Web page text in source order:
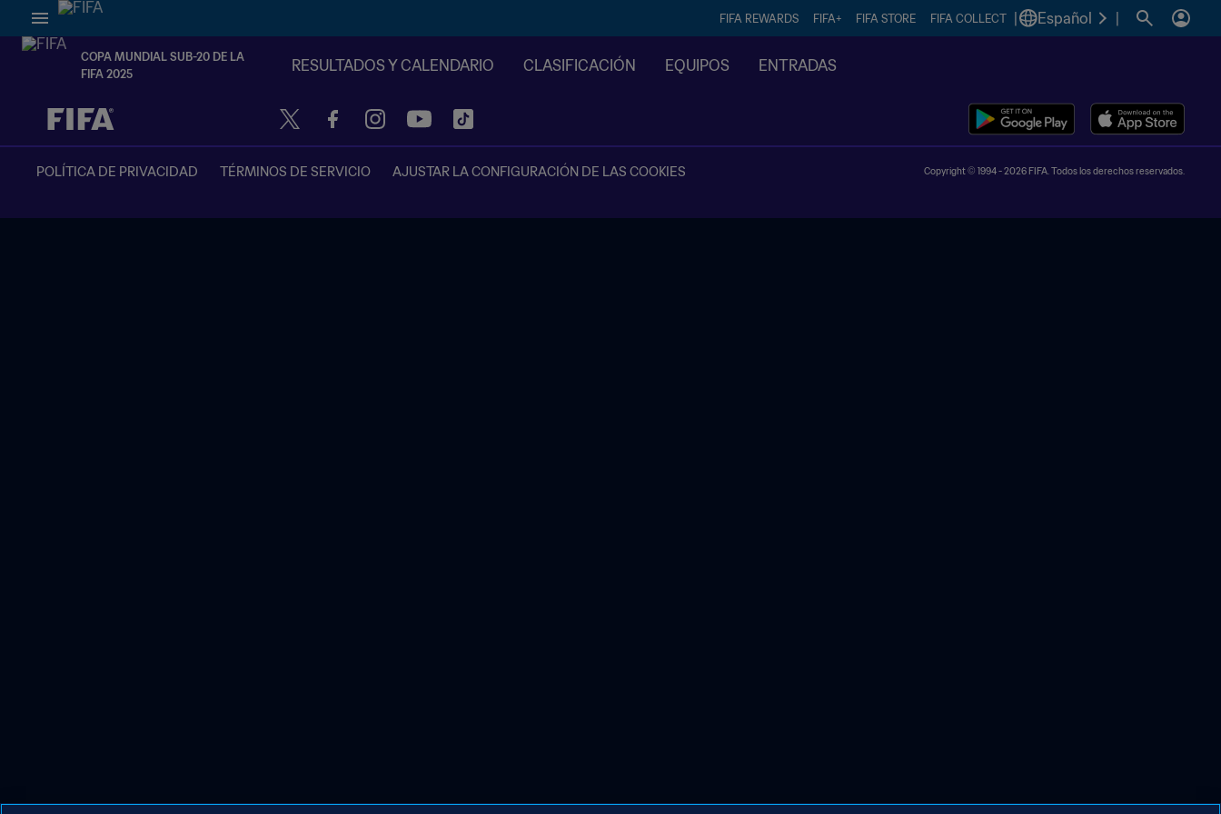
FIFA REWARDS FIFA+ FIFA STORE FIFA COLLECT Español
COPA MUNDIAL SUB-20 DE LA
FIFA 2025
RESULTADOS Y CALENDARIO CLASIFICACIÓN EQUIPOS ENTRADAS
{equipoLocal} - {equipoVisitante}
POLÍTICA DE PRIVACIDAD TÉRMINOS DE SERVICIO AJUSTAR LA CONFIGURACIÓN DE LAS COOKIES Copyright © 1994 - 2026 FIFA. Todos los derechos reservados.